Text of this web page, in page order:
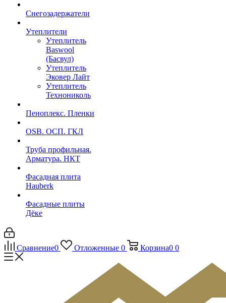
Снегозадержатели
Утеплители
Утеплитель
Baswool
(Басвул)
Утеплитель
Эковер Лайт
Утеплитель
Технониколь
Пеноплекс. Пленки
OSB. ОСП. ГКЛ
Труба профильная.
Арматура. НКТ
Фасадная плита
Hauberk
Фасадные плиты
Дёке
Сравнение0 Отложенные 0 Корзина0 0